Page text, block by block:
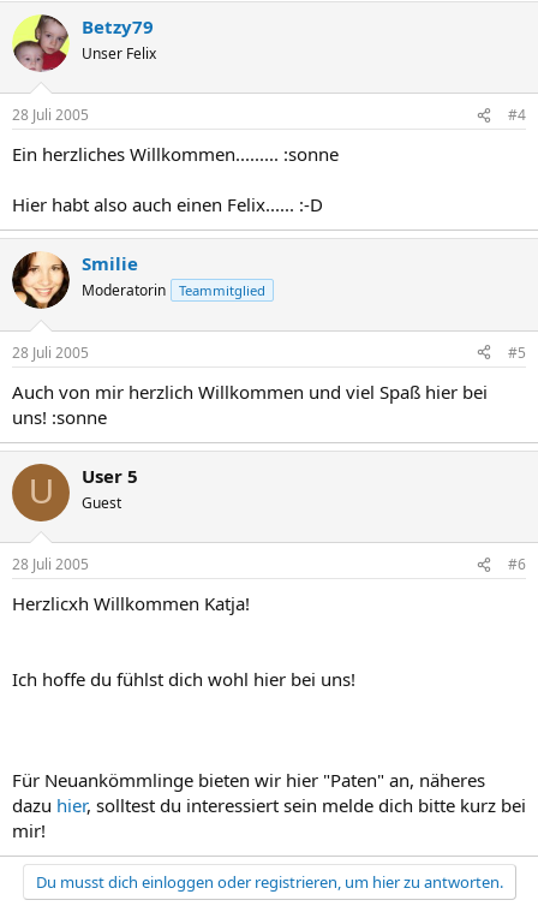
Betzy79
Unser Felix
28 Juli 2005 #4
Ein herzliches Willkommen......... :sonne
Hier habt also auch einen Felix...... :-D
Smilie
Moderatorin Teammitglied
28 Juli 2005 #5
Auch von mir herzlich Willkommen und viel Spaß hier bei
uns! :sonne
U User 5
Guest
28 Juli 2005 #6
Herzlicxh Willkommen Katja!
Ich hoffe du fühlst dich wohl hier bei uns!
Für Neuankömmlinge bieten wir hier "Paten" an, näheres
dazu hier, solltest du interessiert sein melde dich bitte kurz bei
mir!
Du musst dich einloggen oder registrieren, um hier zu antworten.